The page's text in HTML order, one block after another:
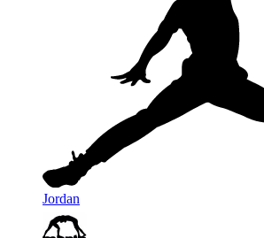
Jordan